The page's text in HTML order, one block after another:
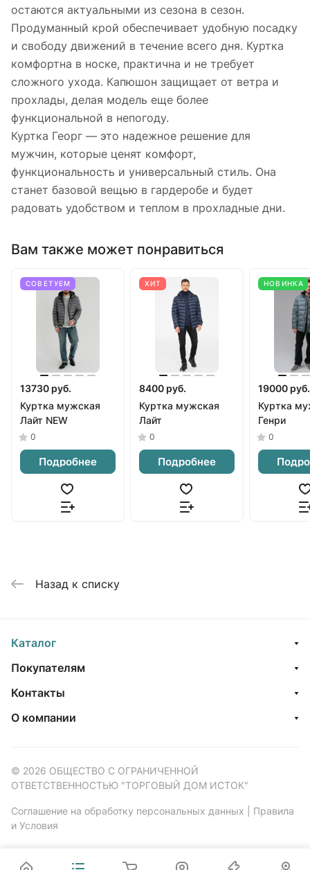
остаются актуальными из сезона в сезон.
Продуманный крой обеспечивает удобную посадку
и свободу движений в течение всего дня. Куртка
комфортна в носке, практична и не требует
сложного ухода. Капюшон защищает от ветра и
прохлады, делая модель еще более
функциональной в непогоду.
Куртка Георг — это надежное решение для
мужчин, которые ценят комфорт,
функциональность и универсальный стиль. Она
станет базовой вещью в гардеробе и будет
радовать удобством и теплом в прохладные дни.
Вам также может понравиться
СОВЕТУЕМ
13730 руб.
Куртка мужская
Лайт NEW
0
Подробнее
ХИТ
8400 руб.
Куртка мужская
Лайт
0
Подробнее
НОВИНКА
19000 руб.
Куртка
Генри
0
Назад к списку
Каталог
Покупателям
Контакты
О компании
© 2026 ОБЩЕСТВО С ОГРАНИЧЕННОЙ
ОТВЕТСТВЕННОСТЬЮ "ТОРГОВЫЙ ДОМ ИСТОК"
Соглашение на обработку персональных данных
Правила
и Условия